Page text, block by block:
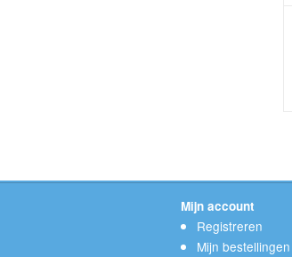
Mijn account
Registreren
Mijn bestellingen